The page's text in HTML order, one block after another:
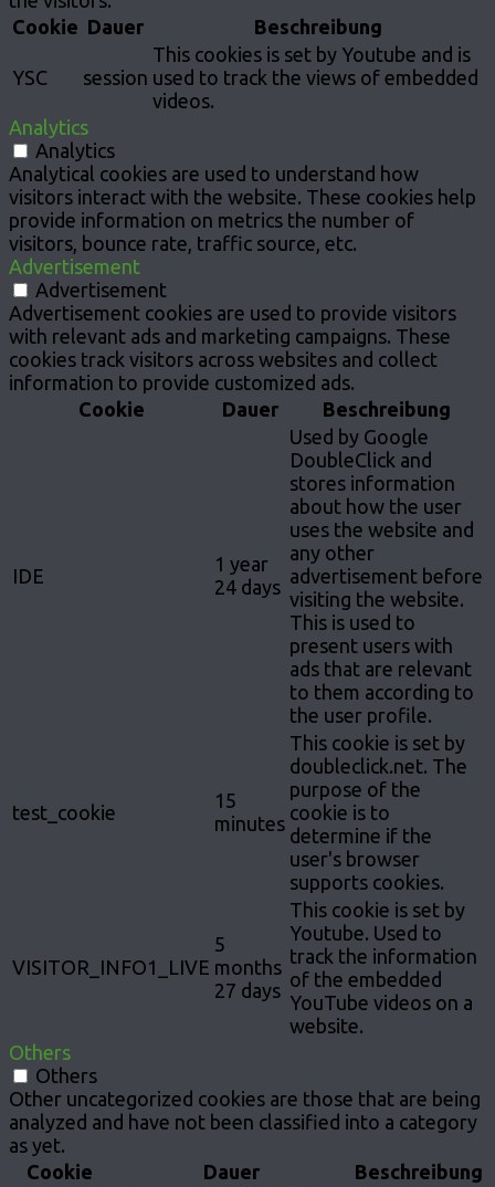
Cookie Dauer Beschreibung
YSC session
This cookies is set by Youtube and is
used to track the views of embedded
videos.
Analytics
Analytics
Analytical cookies are used to understand how
visitors interact with the website. These cookies help
provide information on metrics the number of
visitors, bounce rate, traffic source, etc.
Advertisement
Advertisement
Advertisement cookies are used to provide visitors
with relevant ads and marketing campaigns. These
cookies track visitors across websites and collect
information to provide customized ads.
Cookie
Dauer Beschreibung
IDE
1 year
24 days
Used by Google
DoubleClick and
stores information
about how the user
uses the website and
any other
advertisement before
visiting the website.
This is used to
present users with
ads that are relevant
to them according to
the user profile.
test_cookie
15
minutes
This cookie is set by
doubleclick.net. The
purpose of the
cookie is to
determine if the
user's browser
supports cookies.
VISITOR_INFO1_LIVE
5
months
27 days
This cookie is set by
Youtube. Used to
track the information
of the embedded
YouTube videos on a
website.
Others
Others
Other uncategorized cookies are those that are being
analyzed and have not been classified into a category
as yet.
Cookie
Dauer
Beschreibung